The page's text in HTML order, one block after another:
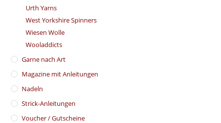
Urth Yarns
West Yorkshire Spinners
Wiesen Wolle
Wooladdicts
Garne nach Art
Magazine mit Anleitungen
Nadeln
Strick-Anleitungen
Voucher / Gutscheine